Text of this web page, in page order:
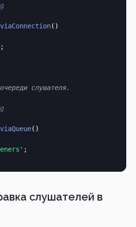
viaConnection()
;
слушателя.
viaQueue()
;
слушателей в